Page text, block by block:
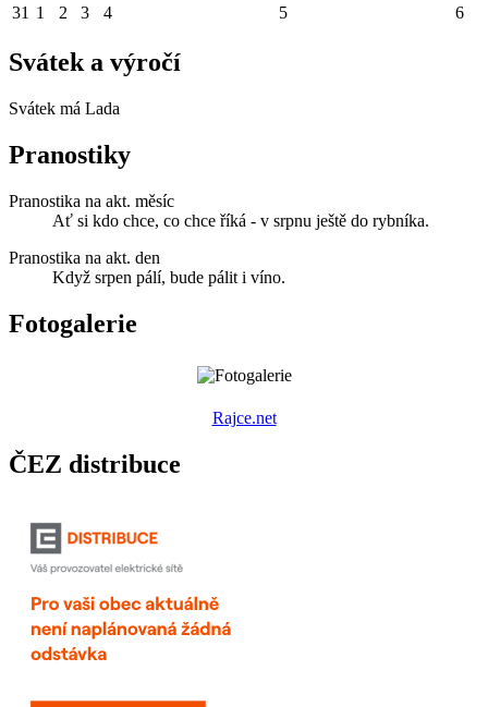
31 1 2 3 4 5 6
Svátek a výročí
Svátek má Lada
Pranostiky
Pranostika na akt. měsíc
Ať si kdo chce, co chce říká - v srpnu ještě do rybníka.
Pranostika na akt. den
Když srpen pálí, bude pálit i víno.
Fotogalerie
Rajce.net
ČEZ distribuce